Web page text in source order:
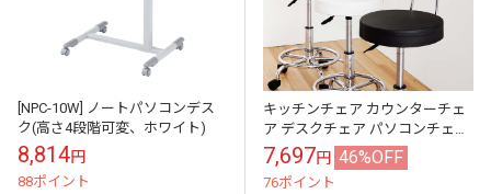
[NPC-10W] ノートパソコンデス
ク(高さ4段階可変、ホワイト)
8,814円
88ポイント
キッチンチェア カウンターチェ
ア デスクチェア パソコンチェア
回転 昇降 キャスター
7,697円 46%OFF
76ポイント